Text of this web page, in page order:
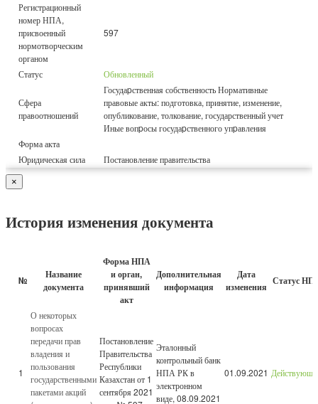
Регистрационный
номер НПА,
присвоенный
нормотворческим
органом
597
Статус Обновленный
Сфера
правоотношений
Госудаpственная собственность Нормативные
правовые акты: подготовка, принятие, изменение,
опубликование, толкование, государственный учет
Иные вопpосы госудаpственного упpавления
Форма акта
Юридическая сила
Постановление правительства
×
История изменения документа
№
Название
документа
Форма НПА
и орган,
принявший
акт
Дополнительная
информация
Дата
изменения Статус
1
О некоторых
вопросах
передачи прав
владения и
пользования
государственными
пакетами акций
Постановление
Правительства
Республики
Казахстан от 1
сентября 2021
Эталонный
контрольный банк
НПА РК в
электронном
виде, 08.09.2021
01.09.2021